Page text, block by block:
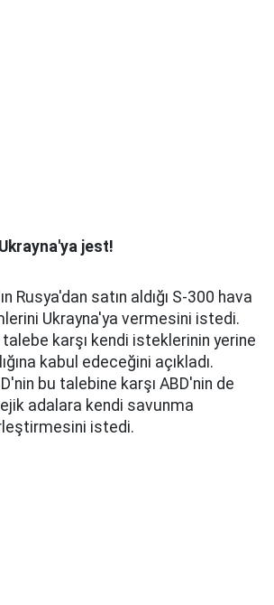
jest!
Rusya'dan satın aldığı S-300 hava
Ukrayna'ya vermesini istedi.
talebe karşı kendi isteklerinin yerine
kabul edeceğini açıkladı.
bu talebine karşı ABD'nin de
adalara kendi savunma
istedi.